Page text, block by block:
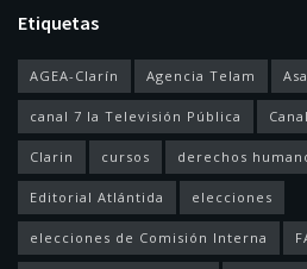
Etiquetas
AGEA-Clarín Agencia Telam
canal 7 la Televisión Pública
Clarin cursos derechos
Editorial Atlántida elecciones
elecciones de Comisión Interna